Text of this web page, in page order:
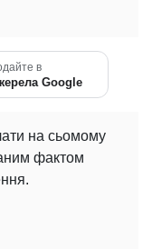
в
Google
на сьомому
фактом